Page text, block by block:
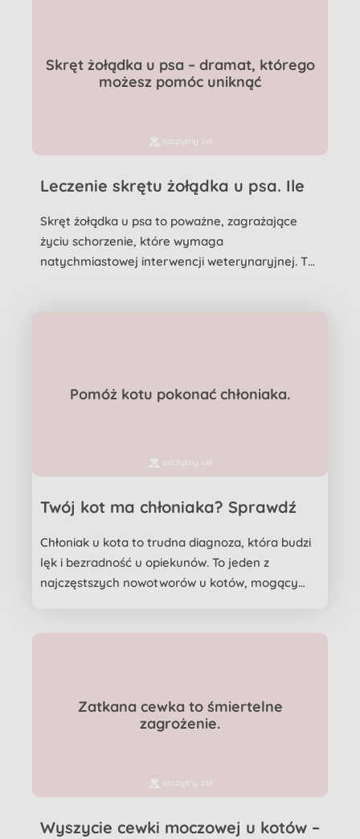
Skręt żołądka u psa – dramat, którego
możesz pomóc uniknąć
Leczenie skrętu żołądka u psa. Ile
Skręt żołądka u psa to poważne, zagrażające
życiu schorzenie, które wymaga
natychmiastowej interwencji weterynaryjnej. To
Pomóż kotu pokonać chłoniaka.
Twój kot ma chłoniaka? Sprawdź
Chłoniak u kota to trudna diagnoza, która budzi
lęk i bezradność u opiekunów. To jeden z
najczęstszych nowotworów u kotów, mogący
Zatkana cewka to śmiertelne
zagrożenie.
Wyszycie cewki moczowej u kotów –